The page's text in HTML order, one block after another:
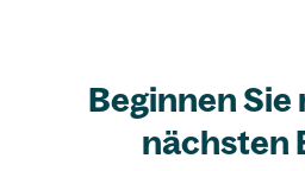
Beginnen Sie
nächsten